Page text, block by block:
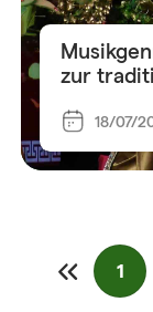
zur
18/07/
1